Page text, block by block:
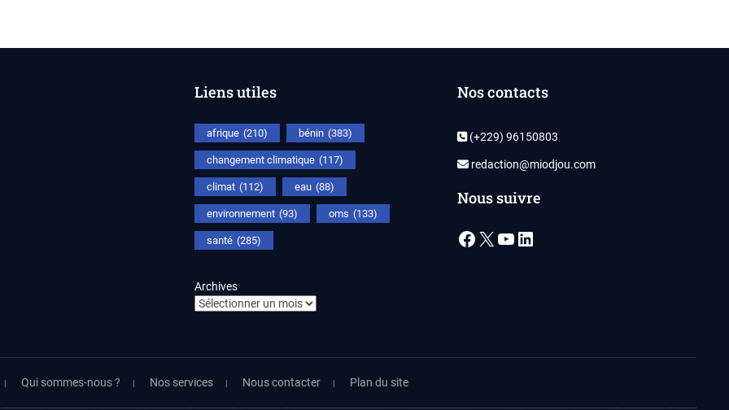
Liens utiles
afrique (210) bénin (383)
changement climatique (117)
climat (112) eau (88)
environnement (93) oms (133)
santé (285)
Archives
Nos contacts
(+229) 96150803
redaction@miodjou.com
Nous suivre
Facebook
X YouTube
LinkedIn
Qui sommes-nous ? Nos services Nous contacter Plan du site